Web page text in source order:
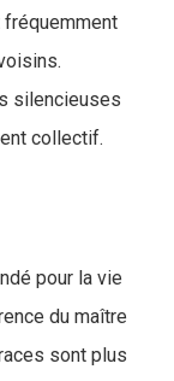
silencieuses
collectif.
pour la vie
du maître
sont plus